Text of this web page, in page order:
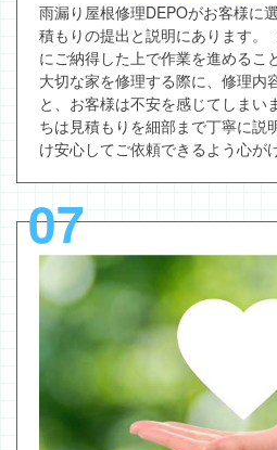
雨漏り屋根修理DEPOがお客様に
積もりの提出と説明にあります。
にご納得した上で作業を進めるこ
大切な家を修理する際に、修理内
と、お客様は不安を感じてしま
ちは見積もりを細部まで丁寧に説
け安心してご依頼できるよう心が
07